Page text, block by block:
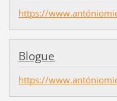
https://
Blogue
https://